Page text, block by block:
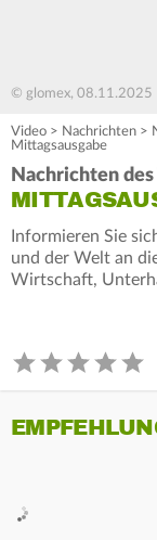
© glomex, 08.11.2025
Video > Nachrichten >
Mittagsausgabe
Nachrichten
Informieren Sie
und der Welt an
Wirtschaft,